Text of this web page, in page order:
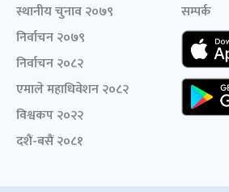
स्थानीय चुनाव २०७९
निर्वाचन २०७९
निर्वाचन २०८२
एमाले महाधिवेशन २०८२
विश्वकप २०२२
दशैं-बसैं २०८१
सम्पर्क